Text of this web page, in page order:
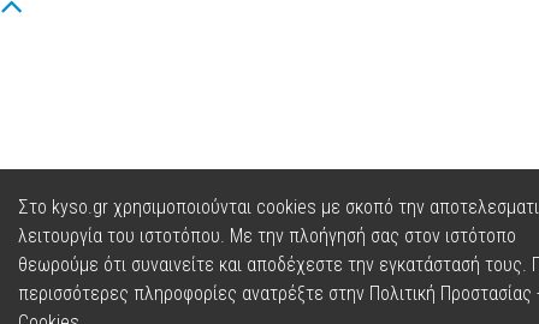
Στο kyso.gr χρησιμοποιούνται cookies με σκοπό την
λειτουργία του ιστοτόπου. Με την πλοήγησή σας στον ιστότοπο
θεωρούμε ότι συναινείτε και αποδέχεστε την εγκατάστασή τους.
περισσότερες πληροφορίες ανατρέξτε στην Πολιτική Προστασίας